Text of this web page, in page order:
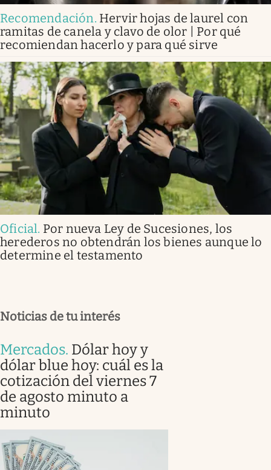
Recomendación. Hervir hojas de laurel con
ramitas de canela y clavo de olor | Por qué
recomiendan hacerlo y para qué sirve
Oficial. Por nueva Ley de Sucesiones, los
herederos no obtendrán los bienes aunque lo
determine el testamento
Noticias de tu interés
Mercados. Dólar hoy y
dólar blue hoy: cuál es la
cotización del viernes 7
de agosto minuto a
minuto